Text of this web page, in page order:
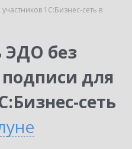
1С:Бизнес-сеть в
ЭДО без
для
сеть